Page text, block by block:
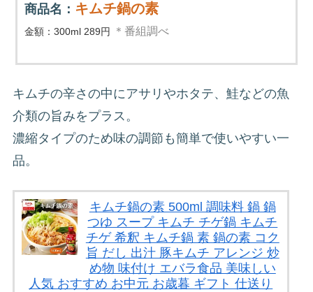
商品名： キムチ鍋の素
金額：300ml 289円 ＊番組調べ
キムチの辛さの中にアサリやホタテ、鮭などの魚
介類の旨みをプラス。
濃縮タイプのため味の調節も簡単で使いやすい一
品。
キムチ鍋の素 500ml 調味料 鍋 鍋
つゆ スープ キムチ チゲ鍋 キムチ
チゲ 希釈 キムチ鍋 素 鍋の素 コク
旨 だし 出汁 豚キムチ アレンジ 炒
め物 味付け エバラ食品 美味しい
人気 おすすめ お中元 お歳暮 ギフト 仕送り